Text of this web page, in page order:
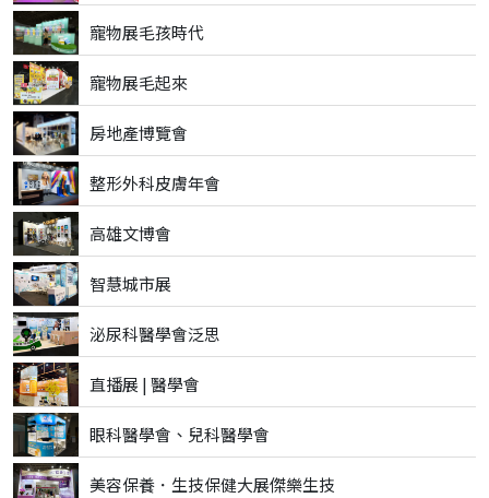
寵物展毛孩時代
寵物展毛起來
房地產博覽會
整形外科皮膚年會
高雄文博會
智慧城市展
泌尿科醫學會泛思
直播展 | 醫學會
眼科醫學會、兒科醫學會
美容保養．生技保健大展傑樂生技